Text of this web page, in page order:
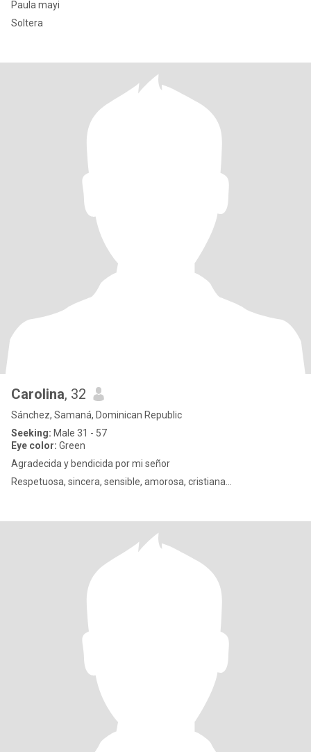
Paula mayi
Soltera
Carolina, 32
Sánchez, Samaná, Dominican Republic
Seeking: Male 31 - 57
Eye color: Green
Agradecida y bendicida por mi señor
Respetuosa, sincera, sensible, amorosa, cristiana…